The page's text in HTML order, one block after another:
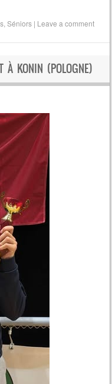
,Séniors | Leave a comment
À KONIN (POLOGNE)